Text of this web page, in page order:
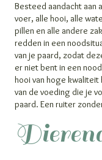
Besteed aandacht aan
voer, alle hooi, alle
pillen en alle andere
redden in een
van je paard, zodat
er niet bent in een
hooi van hoge
van de voeding die je
paard. Een ruiter